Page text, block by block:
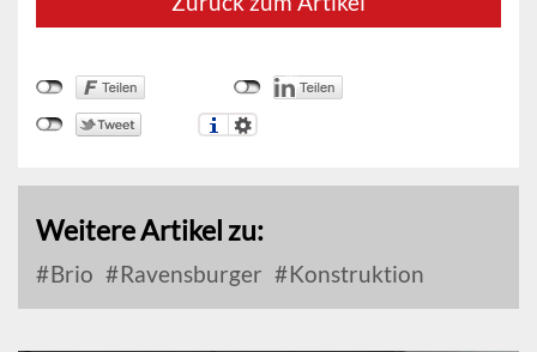
Weitere Artikel zu:
Brio Ravensburger Konstruktion